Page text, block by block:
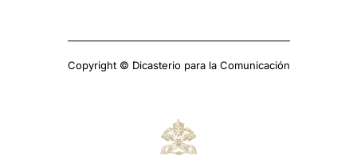
Copyright © Dicasterio para la Comunicación